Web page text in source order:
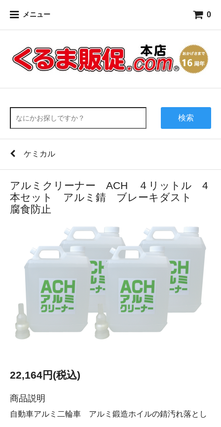
メニュー 0
検索
ケミカル
アルミクリーナー ACH ４リットル 4
本セット アルミ錆 ブレーキダスト
腐食防止
22,164円(税込)
商品説明
自動車アルミ二輪車 アルミ鍛造ホイルの錆汚れ落とし